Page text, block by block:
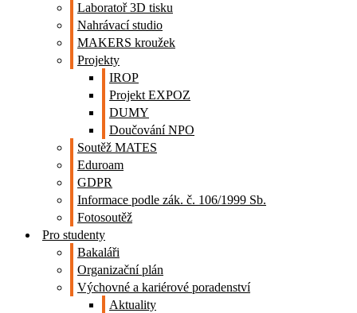
Laboratoř 3D tisku
Nahrávací studio
MAKERS kroužek
Projekty
IROP
Projekt EXPOZ
DUMY
Doučování NPO
Soutěž MATES
Eduroam
GDPR
Informace podle zák. č. 106/1999 Sb.
Fotosoutěž
Pro studenty
Bakaláři
Organizační plán
Výchovné a kariérové poradenství
Aktuality